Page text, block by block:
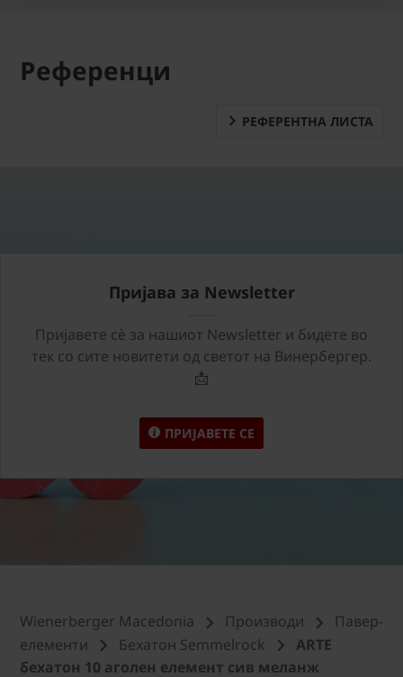
Референци
РЕФЕРЕНТНА ЛИСТА
Пријава за Newsletter
Пријавете сѐ за нашиот Newsletter и бидете во
тек со сите новитети од светот на Винербергер.
📩
ПРИЈАВЕТЕ СЕ
Wienerberger Macedonia Производи
Павер-
елементи
Бехатон Semmelrock
ARTE
бехатон 10 аголен елемент сив меланж